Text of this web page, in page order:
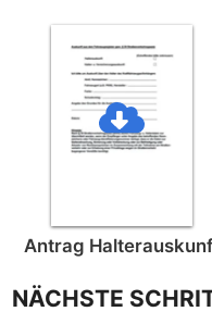
Antrag
NÄCHSTE